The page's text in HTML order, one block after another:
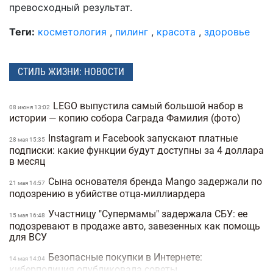
превосходный результат.
Теги: косметология , пилинг , красота , здоровье
СТИЛЬ ЖИЗНИ: НОВОСТИ
08 июня 13:02
LEGO выпустила самый большой набор в
истории — копию собора Саграда Фамилия (фото)
28 мая 15:35
Instagram и Facebook запускают платные
подписки: какие функции будут доступны за 4 доллара
в месяц
21 мая 14:57
Сына основателя бренда Mango задержали по
подозрению в убийстве отца-миллиардера
15 мая 16:48 Участницу "Супермамы" задержала СБУ: ее
подозревают в продаже авто, завезенных как помощь
для ВСУ
14 мая 14:04 Безопасные покупки в Интернете: